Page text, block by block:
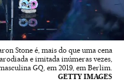
Stone é, mais do que uma cena
e imitada inúmeras vezes,
GQ, em 2019, em Berlim.
GETTY IMAGES